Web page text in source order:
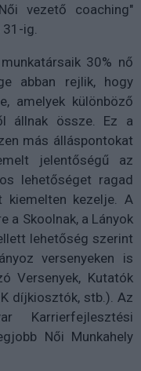
vezető coaching"
ig.
30% nő
abban rejlik, hogy
amelyek különböző
állnak össze. Ez a
más álláspontokat
jelentőségű az
lehetőséget ragad
kiemelten kezelje. A
a Skoolnak, a Lányok
lehetőség szerint
versenyeken is
Versenyek, Kutatók
díjkiosztók, stb.). Az
Karrierfejlesztési
Női Munkahely